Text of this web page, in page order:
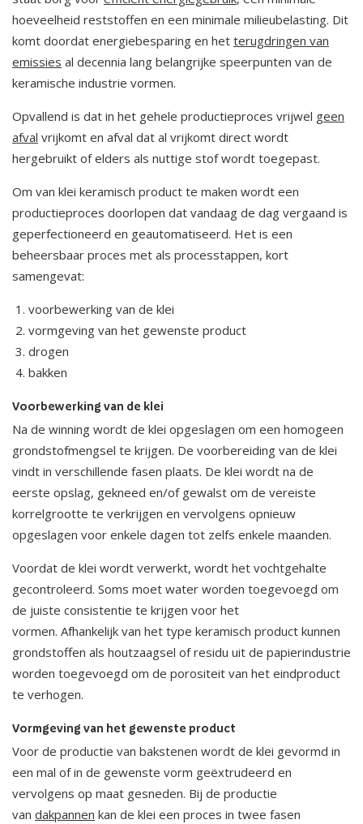
hoeveelheid reststoffen en een minimale milieubelasting. Dit
komt doordat energiebesparing en het terugdringen van
emissies al decennia lang belangrijke speerpunten van de
keramische industrie vormen.
Opvallend is dat in het gehele productieproces vrijwel geen
afval vrijkomt en afval dat al vrijkomt direct wordt
hergebruikt of elders als nuttige stof wordt toegepast.
Om van klei keramisch product te maken wordt een
productieproces doorlopen dat vandaag de dag vergaand is
geperfectioneerd en geautomatiseerd. Het is een
beheersbaar proces met als processtappen, kort
samengevat:
voorbewerking van de klei
vormgeving van het gewenste product
drogen
bakken
Voorbewerking van de klei
Na de winning wordt de klei opgeslagen om een homogeen
grondstofmengsel te krijgen. De voorbereiding van de klei
vindt in verschillende fasen plaats. De klei wordt na de
eerste opslag, gekneed en/of gewalst om de vereiste
korrelgrootte te verkrijgen en vervolgens opnieuw
opgeslagen voor enkele dagen tot zelfs enkele maanden.
Voordat de klei wordt verwerkt, wordt het vochtgehalte
gecontroleerd. Soms moet water worden toegevoegd om
de juiste consistentie te krijgen voor het
vormen. Afhankelijk van het type keramisch product kunnen
grondstoffen als houtzaagsel of residu uit de papierindustrie
worden toegevoegd om de porositeit van het eindproduct
te verhogen.
Vormgeving van het gewenste product
Voor de productie van bakstenen wordt de klei gevormd in
een mal of in de gewenste vorm geëxtrudeerd en
vervolgens op maat gesneden. Bij de productie
van dakpannen kan de klei een proces in twee fasen